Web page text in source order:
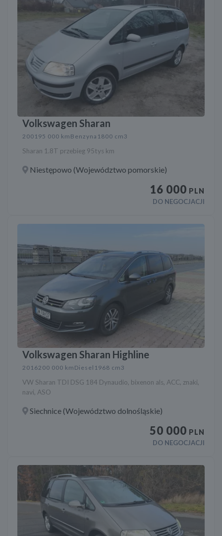
Volkswagen Sharan
200195 000 km Benzyna 1800 cm3
Sharan 1.8T przebieg 95tys km
Niestępowo (Województwo pomorskie)
16 000 PLN
DO NEGOCJACJI
Volkswagen Sharan Highline
2016200 000 km Diesel 1968 cm3
VW Sharan TDI DSG 184 Dynaudio, bixenon als, ACC, znaki,
navi, ASO
Siechnice (Województwo dolnośląskie)
50 000 PLN
DO NEGOCJACJI